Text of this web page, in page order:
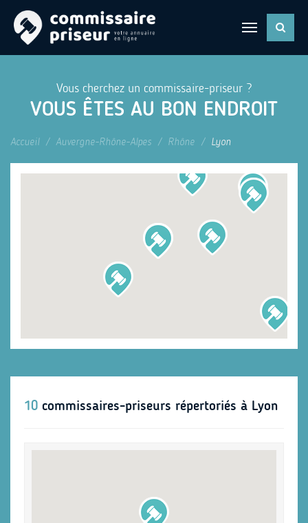
Vous cherchez un commissaire-priseur ?
VOUS ÊTES AU BON ENDROIT
Accueil Auvergne-Rhône-Alpes Rhône Lyon
10 commissaires-priseurs répertoriés à Lyon